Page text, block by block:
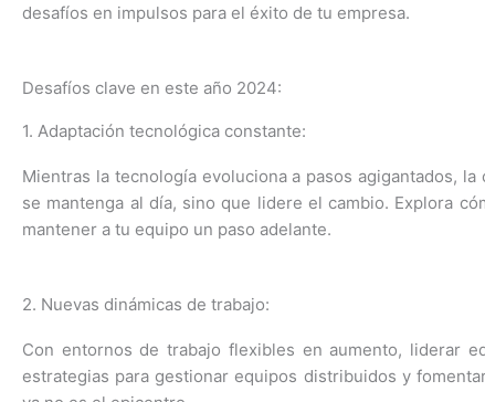
desafíos en impulsos para el éxito de tu empresa.
Desafíos clave en este año 2024:
1. Adaptación tecnológica constante:
Mientras la tecnología evoluciona a pasos agigantados,
se mantenga al día, sino que lidere el cambio. Explora
mantener a tu equipo un paso adelante.
2. Nuevas dinámicas de trabajo:
Con entornos de trabajo flexibles en aumento, liderar
estrategias para gestionar equipos distribuidos y